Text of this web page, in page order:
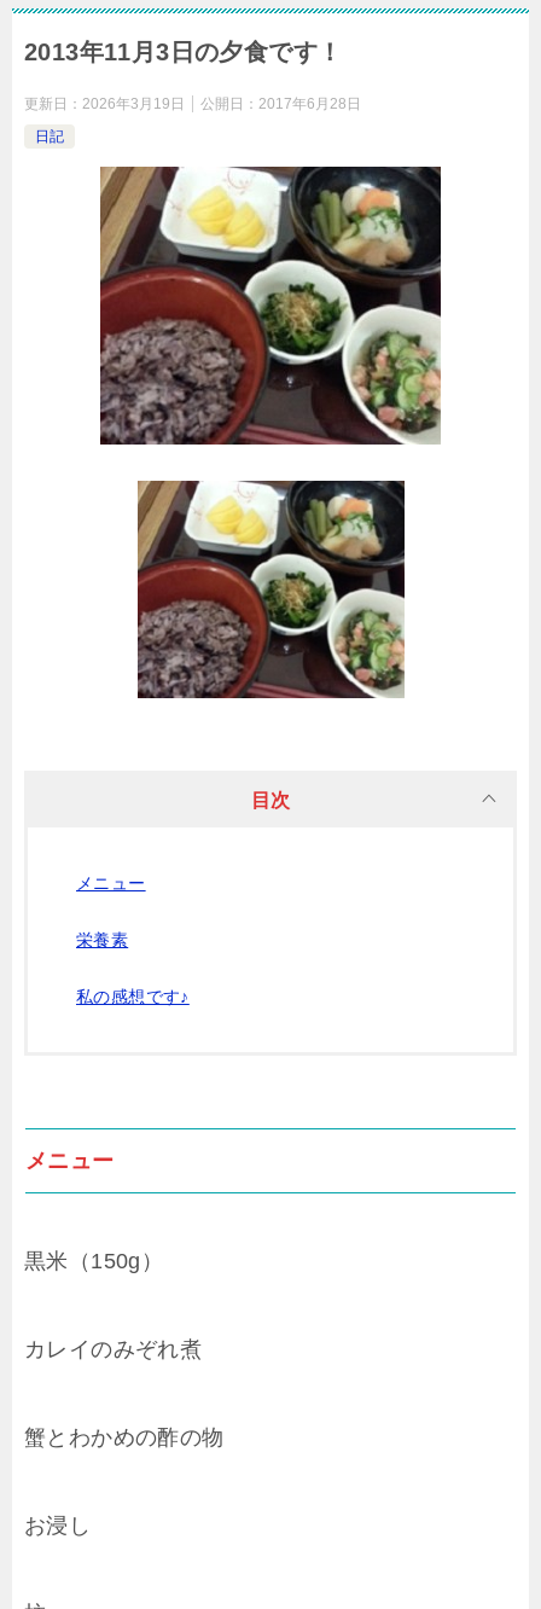
2013年11月3日の夕食です！
更新日： 2026年3月19日 公開日： 2017年6月28日
日記
目次
メニュー
栄養素
私の感想です♪
メニュー
黒米（150g）
カレイのみぞれ煮
蟹とわかめの酢の物
お浸し